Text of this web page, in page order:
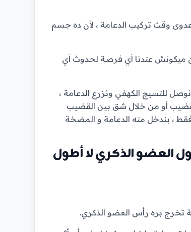
وقت تركيب الدعامة ، لأن ده جسم
ميكونش عندنا أي فرصة لحدوث أي
للنسيج الكهفي ونزرع الدعامة ،
أو من خلال شق بين القضيب
، بندخل منه الدعامة و المضخة
العضو الذكري لا أطول
تخرج بره رأس العضو الذكري.